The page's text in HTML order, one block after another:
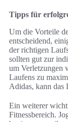
Tipps für
Um die Vorteile
entscheidend,
der richtigen
sollten gut zur
um Verletzungen
Laufens zu
Adidas, kann das
Ein weiterer
Fitnessbereich.